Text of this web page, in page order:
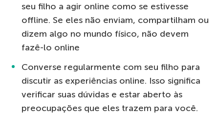
seu filho a agir online como se estivesse
offline. Se eles não enviam, compartilham ou
dizem algo no mundo físico, não devem
fazê-lo online
Converse regularmente com seu filho para
discutir as experiências online. Isso significa
verificar suas dúvidas e estar aberto às
preocupações que eles trazem para você.